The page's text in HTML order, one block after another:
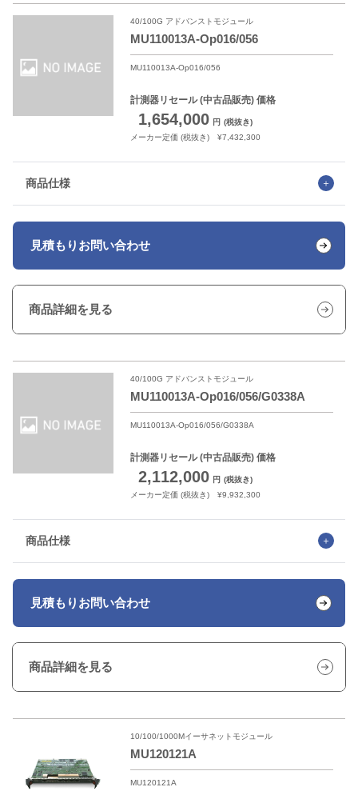
40/100G アドバンストモジュール
MU110013A-Op016/056
MU110013A-Op016/056
計測器リセール(中古品販売) 価格
1,654,000 円 (税抜き)
メーカー定価 (税抜き) ¥7,432,300
商品仕様
見積もり お問い合わせ
商品詳細を見る
40/100G アドバンストモジュール
MU110013A-Op016/056/G0338A
MU110013A-Op016/056/G0338A
計測器リセール(中古品販売) 価格
2,112,000 円 (税抜き)
メーカー定価 (税抜き) ¥9,932,300
商品仕様
見積もり お問い合わせ
商品詳細を見る
10/100/1000Mイーサネットモジュール
MU120121A
MU120121A